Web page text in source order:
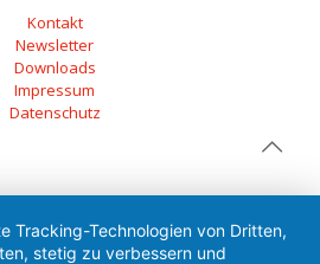
Kontakt
Newsletter
Downloads
Impressum
Datenschutz
Tracking-Technologien von Dritten,
stetig zu verbessern und